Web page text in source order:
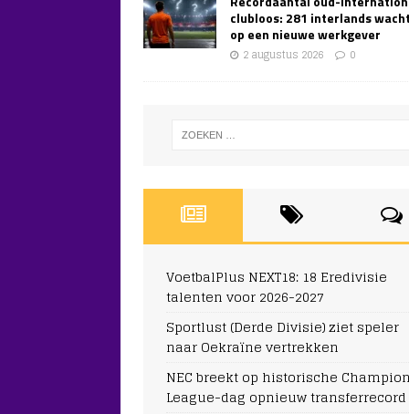
clubloos: 281 interlands
op een nieuwe werkgever
2 augustus 2026 0
VoetbalPlus NEXT18: 18 Eredivisie
talenten voor 2026-2027
Sportlust (Derde Divisie) ziet speler
naar Oekraïne vertrekken
NEC breekt op historische
League-dag opnieuw transferrecord